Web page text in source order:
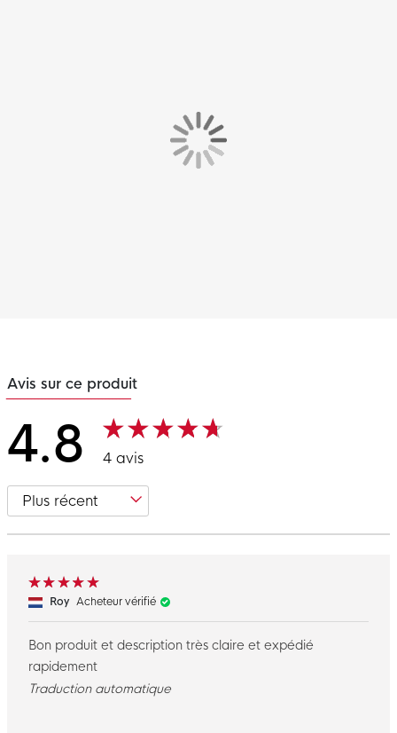
Avis sur ce produit
4.8 4 avis
Roy Acheteur vérifié
Bon produit et description très claire et expédié
rapidement
Traduction automatique